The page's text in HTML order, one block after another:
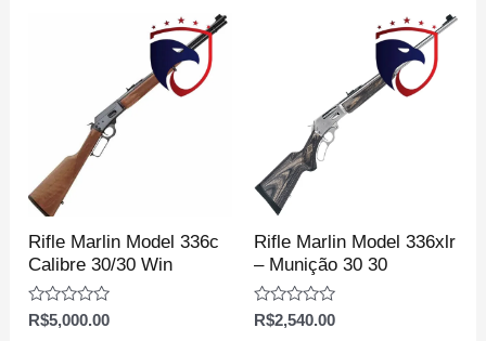
Rifle Marlin Model 336c
Calibre 30/30 Win
Avaliação
0
R$5,000.00
Rifle Marlin Model 336xlr
– Munição 30 30
Avaliação
0
R$2,540.00